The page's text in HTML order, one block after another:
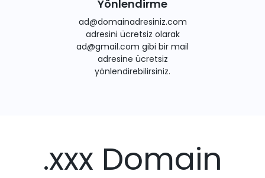
Yönlendirme
ad@domainadresiniz.com
adresini ücretsiz olarak
ad@gmail.com gibi bir mail
adresine ücretsiz
yönlendirebilirsiniz.
.xxx Domain